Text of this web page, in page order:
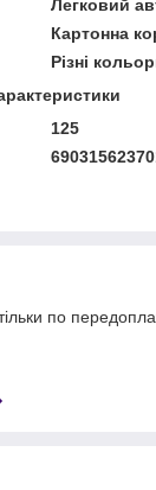
Легковий
Картонна
Різні
125
по